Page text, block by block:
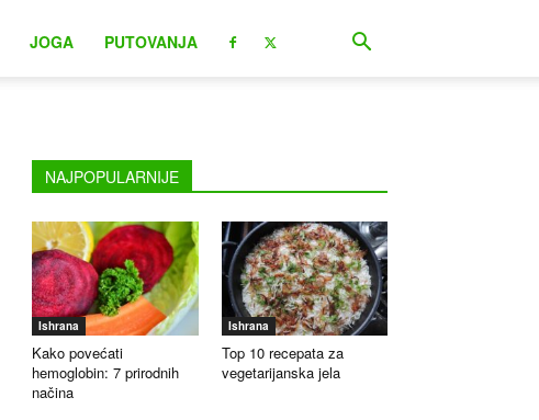
JOGA PUTOVANJA
NAJPOPULARNIJE
Ishrana
Kako povećati
hemoglobin: 7 prirodnih
načina
Ishrana
Top 10 recepata za
vegetarijanska jela